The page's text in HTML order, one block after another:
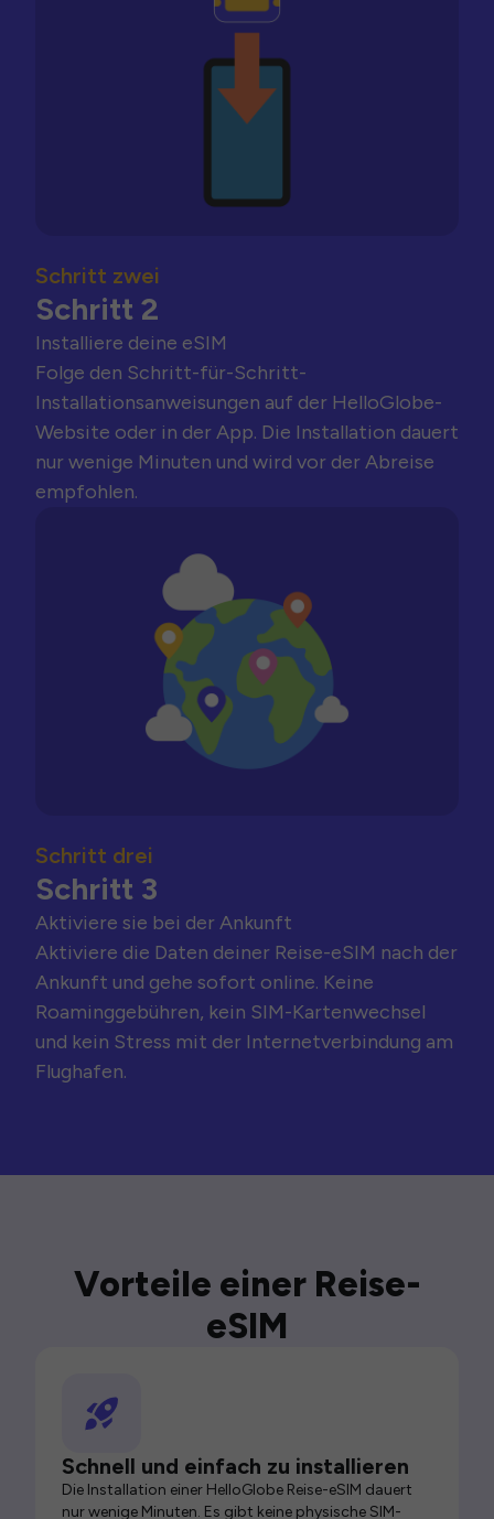
Schritt zwei
Schritt 2
Installiere deine eSIM
Folge den Schritt-für-Schritt-
Installationsanweisungen auf der HelloGlobe-
Website oder in der App. Die Installation dauert
nur wenige Minuten und wird vor der Abreise
empfohlen.
Schritt drei
Schritt 3
Aktiviere sie bei der Ankunft
Aktiviere die Daten deiner Reise-eSIM nach der
Ankunft und gehe sofort online. Keine
Roaminggebühren, kein SIM-Kartenwechsel
und kein Stress mit der Internetverbindung am
Flughafen.
Vorteile einer Reise-
eSIM
Schnell und einfach zu installieren
Die Installation einer HelloGlobe Reise-eSIM dauert
nur wenige Minuten. Es gibt keine physische SIM-